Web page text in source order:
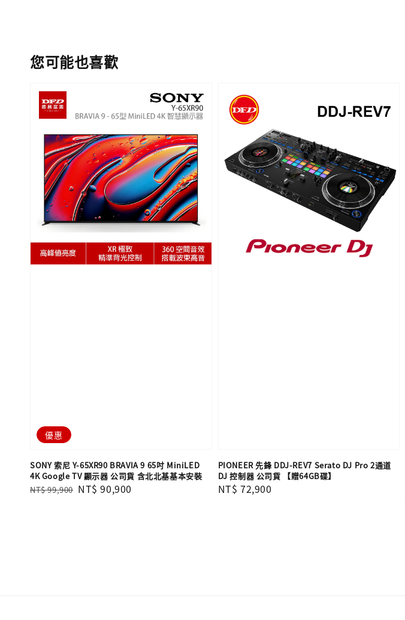
您可能也喜歡
優惠
SONY 索尼 Y-65XR90 BRAVIA 9 65吋 MiniLED
4K Google TV 顯示器 公司貨 含北北基基本安裝
Regular
NT$ 99,900 Sale
NT$ 90,900
PIONEER 先鋒 DDJ-REV7 Serato DJ Pro 2通道
DJ 控制器 公司貨 【贈64GB碟】
Regular
NT$ 72,900